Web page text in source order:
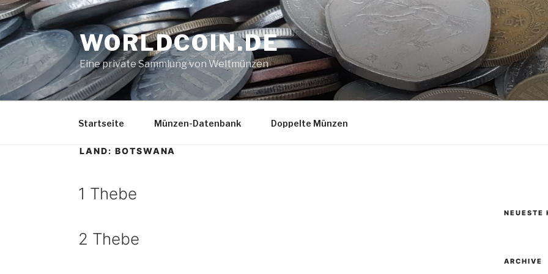
Zum
Inhalt
springen
WORLDCOIN.DE
Eine private Sammlung von Weltmünzen
Startseite Münzen-Datenbank Doppelte Münzen
LAND: BOTSWANA
1 Thebe
2 Thebe
NEUESTE
ARCHIVE